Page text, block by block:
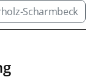
Scharmbeck